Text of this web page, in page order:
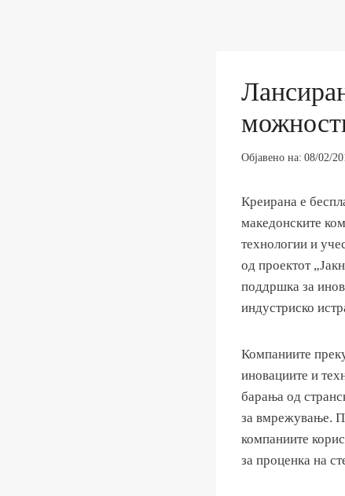
Објавено на: 08/02/
Креирана е
македонските
технологии и
од проектот
поддршка за
индустриско
Компаниите
иновациите и
барања од
за вмрежување.
компаниите
за проценка на